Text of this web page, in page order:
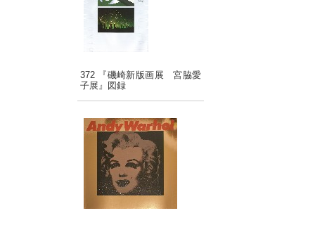
372 『磯崎新版画展 宮脇愛
子展』図録